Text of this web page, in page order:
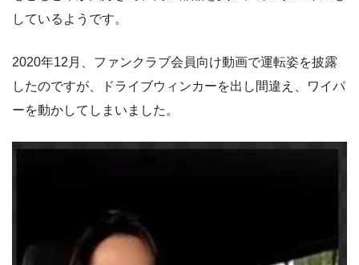
しているようです。
2020年12月、ファンクラブ会員向け動画で運転姿を披露
したのですが、ドライブウィンカーを出し間違え、ワイパ
ーを動かしてしまいました。